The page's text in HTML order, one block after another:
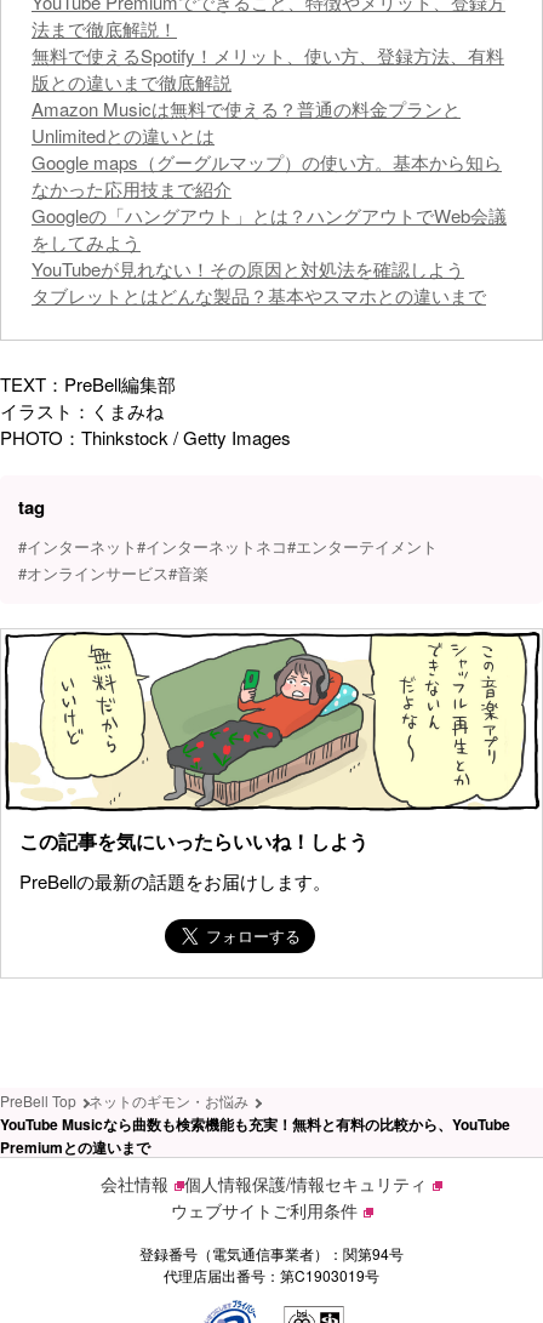
法まで徹底解説！
無料で使えるSpotify！メリット、使い方、登録方法、有料
版との違いまで徹底解説
Amazon Musicは無料で使える？普通の料金プランと
Unlimitedとの違いとは
Google maps（グーグルマップ）の使い方。基本から知ら
なかった応用技まで紹介
Googleの「ハングアウト」とは？ハングアウトでWeb会議
をしてみよう
YouTubeが見れない！その原因と対処法を確認しよう
タブレットとはどんな製品？基本やスマホとの違いまで
TEXT：PreBell編集部
イラスト：くまみね
PHOTO：Thinkstock / Getty Images
tag
#インターネット#インターネットネコ#エンターテイメント
#オンラインサービス#音楽
この記事を気にいったらいいね！しよう
PreBellの最新の話題をお届けします。
PreBell Top ネットのギモン・お悩み
YouTube Musicなら曲数も検索機能も充実！無料と有料の比較から、YouTube
Premiumとの違いまで
会社情報
個人情報保護/情報セキュリティ
ウェブサイトご利用条件
登録番号（電気通信事業者）：関第94号
代理店届出番号：第C1903019号